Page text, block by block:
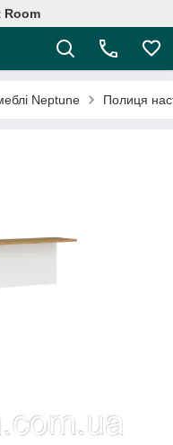
Room
Neptune Полиця